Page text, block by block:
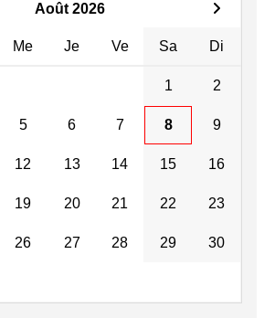
Août 2026
Me Je Ve Sa Di
1 2
5 6 7 8 9
12 13 14 15 16
19 20 21 22 23
26 27 28 29 30